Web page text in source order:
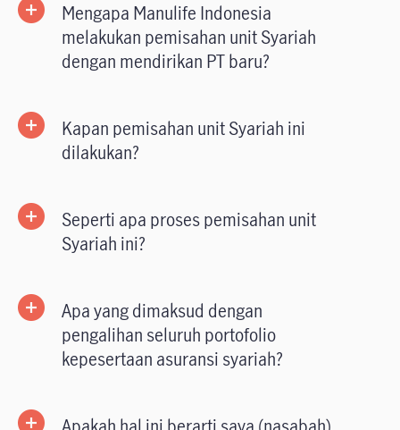
Mengapa Manulife Indonesia
melakukan pemisahan unit Syariah
dengan mendirikan PT baru?
Kapan pemisahan unit Syariah ini
dilakukan?
Seperti apa proses pemisahan unit
Syariah ini?
Apa yang dimaksud dengan
pengalihan seluruh portofolio
kepesertaan asuransi syariah?